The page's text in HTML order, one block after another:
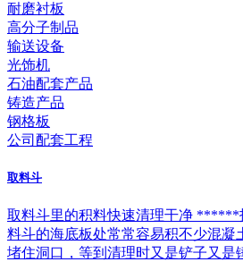
耐磨衬板
高分子制品
输送设备
光饰机
石油配套产品
铸造产品
钢格板
公司配套工程
取料斗
取料斗里的积料快速清理干净 ******
料斗的海底板处常常容易积不少混凝
堵住洞口，等到清理时又是铲子又是